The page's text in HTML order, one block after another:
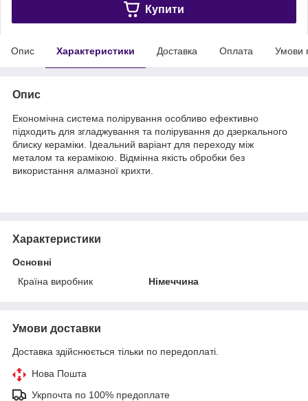
Купити
Опис Характеристики Доставка Оплата Умови
Опис
Економічна система полірування особливо ефективно
підходить для згладжування та полірування до дзеркального
блиску кераміки. Ідеальний варіант для переходу між
металом та керамікою. Відмінна якість обробки без
використання алмазної крихти.
Характеристики
Основні
Країна виробник
Німеччина
Умови доставки
Доставка здійснюється тільки по передоплаті.
Нова Пошта
Укрпочта по 100% предоплате